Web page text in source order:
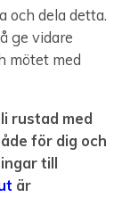
och dela detta.
ge vidare
mötet med
rustad med
för dig och
till
är